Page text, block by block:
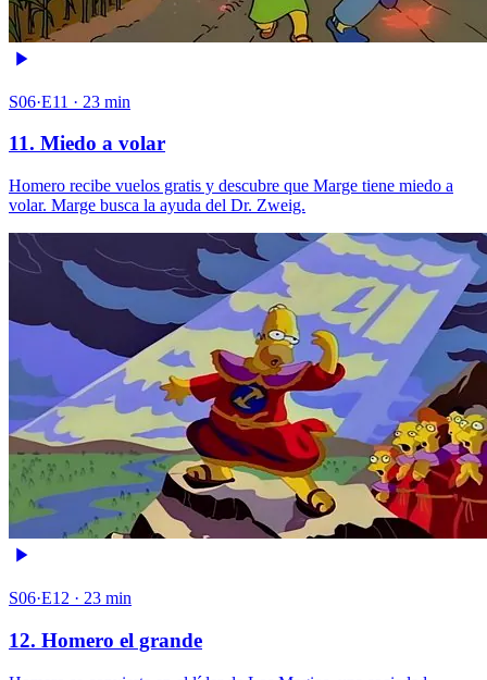
S06·E11 · 23 min
11. Miedo a volar
Homero recibe vuelos gratis y descubre que Marge tiene miedo a
volar. Marge busca la ayuda del Dr. Zweig.
S06·E12 · 23 min
12. Homero el grande